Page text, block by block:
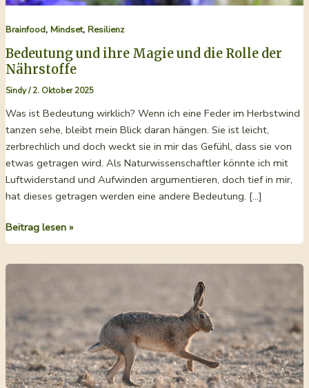
Brainfood, Mindset, Resilienz
Bedeutung und ihre Magie und die Rolle der
Nährstoffe
Sindy/2. Oktober 2025
Was ist Bedeutung wirklich? Wenn ich eine Feder im Herbstwind
tanzen sehe, bleibt mein Blick daran hängen. Sie ist leicht,
zerbrechlich und doch weckt sie in mir das Gefühl, dass sie von
etwas getragen wird. Als Naturwissenschaftler könnte ich mit
Luftwiderstand und Aufwinden argumentieren, doch tief in mir,
hat dieses getragen werden eine andere Bedeutung. […]
Bedeutung
und
Rolle
der
Nährstoffe
Beitrag lesen »